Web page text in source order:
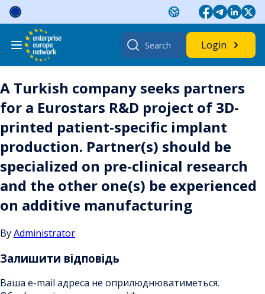
Skip
content
Search
for:
Login
A Turkish company seeks partners
for a Eurostars R&D project of 3D-
printed patient-specific implant
production. Partner(s) should be
specialized on pre-clinical research
and the other one(s) be experienced
on additive manufacturing
ByAdministrator
Залишити відповідь
Ваша e-mail адреса не оприлюднюватиметься.